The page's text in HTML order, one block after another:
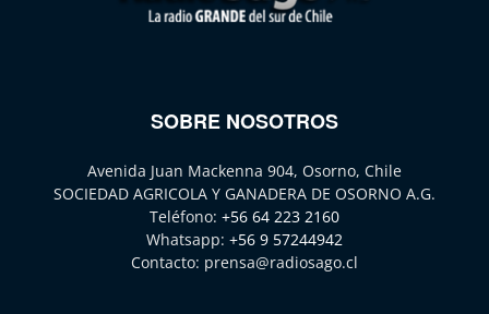
SOBRE NOSOTROS
Avenida Juan Mackenna 904, Osorno, Chile
SOCIEDAD AGRICOLA Y GANADERA DE OSORNO A.G.
Teléfono: +56 64 223 2160
Whatsapp: +56 9 57244942
Contacto: prensa@radiosago.cl